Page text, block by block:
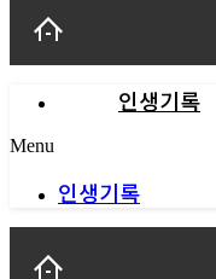
인생기록
Menu
인생기록